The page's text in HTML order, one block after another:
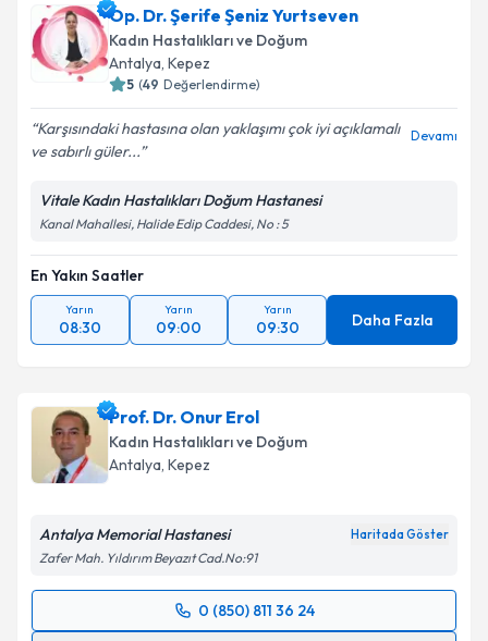
Op. Dr. Şerife Şeniz Yurtseven
Kadın Hastalıkları ve Doğum
Antalya, Kepez
5 (49 Değerlendirme)
Karşısındaki hastasına olan yaklaşımı çok iyi açıklamalı
ve sabırlı güler...
Devamı
Vitale Kadın Hastalıkları Doğum Hastanesi
Kanal Mahallesi, Halide Edip Caddesi, No : 5
En Yakın Saatler
Yarın
08:30
Yarın
09:00
Yarın
09:30 Daha Fazla
Prof. Dr. Onur Erol
Kadın Hastalıkları ve Doğum
Antalya, Kepez
Antalya Memorial Hastanesi Haritada Göster
Zafer Mah. Yıldırım Beyazıt Cad.No:91
0 (850) 811 36 24
Randevu Takvimi Talebi